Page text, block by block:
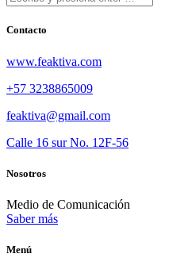
Contacto
www.feaktiva.com
+57 3238865009
feaktiva@gmail.com
Calle 16 sur No. 12F-56
Nosotros
Medio de Comunicación
Saber más
Menú